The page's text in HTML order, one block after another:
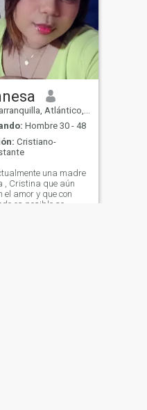
Atlántico, Colombia
Hombre 30 - 48
Cristiano-
una madre
, Cristina que aún
el amor y que con
es posible se